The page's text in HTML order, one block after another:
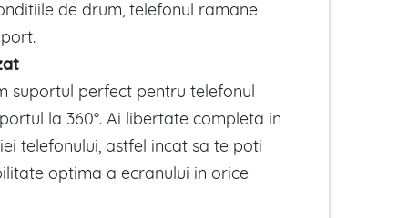
de drum, telefonul ramane
suportul perfect pentru telefonul
la 360°. Ai libertate completa in
telefonului, astfel incat sa te poti
optima a ecranului in orice